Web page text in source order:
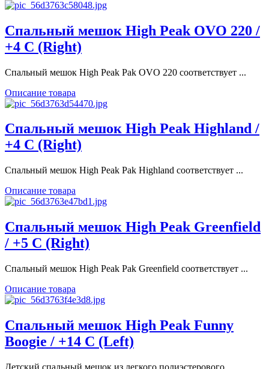
Спальный мешок High Peak OVO 220 /
+4 C (Right)
Спальный мешок High Peak Pak OVO 220 соответствует ...
Описание товара
Спальный мешок High Peak Highland /
+4 C (Right)
Спальный мешок High Peak Pak Highland соответствует ...
Описание товара
Спальный мешок High Peak Greenfield
/ +5 C (Right)
Спальный мешок High Peak Pak Greenfield соответствует ...
Описание товара
Спальный мешок High Peak Funny
Boogie / +14 C (Left)
Детский спальный мешок из легкого полиэстерового